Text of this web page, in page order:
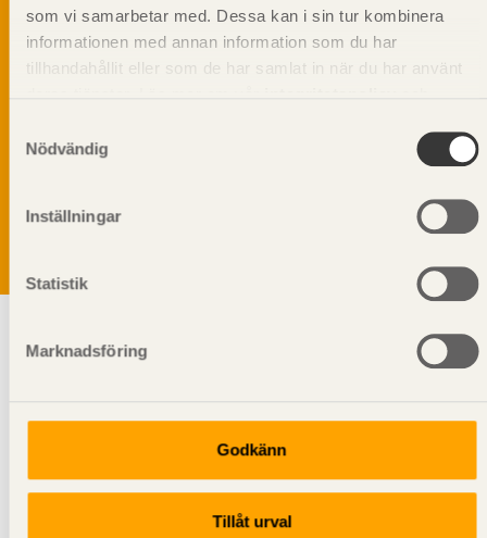
som vi samarbetar med. Dessa kan i sin tur kombinera
informationen med annan information som du har
tillhandahållit eller som de har samlat in när du har använt
Nödvändig
Inställningar
Statistik
Marknadsföring
Godkänn
Tillåt urval
personuppgifter alltid hanteras på ett ansvarsfullt sätt.
Läs vår
träbyggande för att främja ett hållbart samhälle och
en livskraftig sågverksnäring. Det gör vi genom att